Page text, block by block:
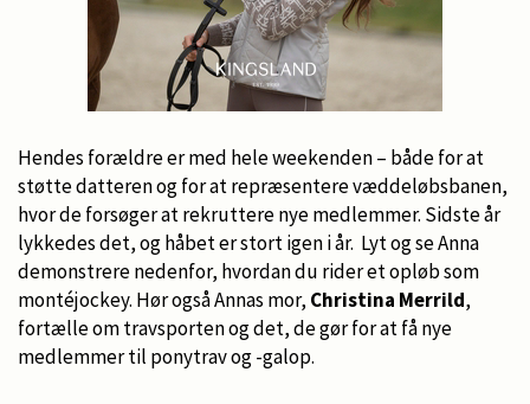
Hendes forældre er med hele weekenden – både for at
støtte datteren og for at repræsentere væddeløbsbanen,
hvor de forsøger at rekruttere nye medlemmer. Sidste år
lykkedes det, og håbet er stort igen i år. Lyt og se Anna
demonstrere nedenfor, hvordan du rider et opløb som
montéjockey. Hør også Annas mor, Christina Merrild,
fortælle om travsporten og det, de gør for at få nye
medlemmer til ponytrav og -galop.